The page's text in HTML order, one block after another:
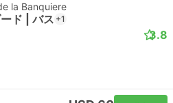
la Banquiere
ド | バス +1
3.8